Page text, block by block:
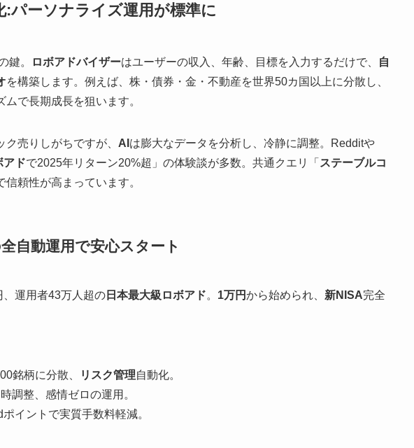
パーソナライズ運用が標準に
鍵。 ロボアドバイザーはユーザーの収入、年齢、目標を入力するだけで、
自
を構築します。例えば、株・債券・金・不動産を世界50カ国以上に分散し、
で長期成長を狙います。
売りしがちですが、 AI は膨大なデータを分析し、冷静に調整。Redditや
アドで2025年リターン20%超」の体験談が多数。共通クエリ「 ステーブルコ
頼性が高まっています。
自動運用で安心スタート
運用者43万人超の 日本最大級ロボアド。 1万円から始められ、 新NISA完全
銘柄に分散、 リスク管理自動化。
調整、感情ゼロの運用。
イントで実質手数料軽減。